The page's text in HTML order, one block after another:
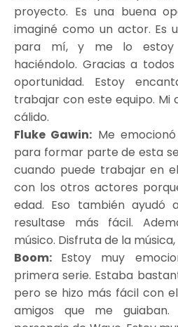
proyecto. Es una buena
imaginé como un actor. Es
para mí, y me lo estoy
haciéndolo. Gracias a
oportunidad. Estoy
trabajar con este equipo. Mi
cálido.
Fluke Gawin: Me
para formar parte de esta
cuando puede trabajar en
con los otros actores
edad. Eso también ayudó
resultase más fácil.
músico. Disfruta de la
Boom: Estoy muy
primera serie. Estaba
pero se hizo más fácil con
amigos que me